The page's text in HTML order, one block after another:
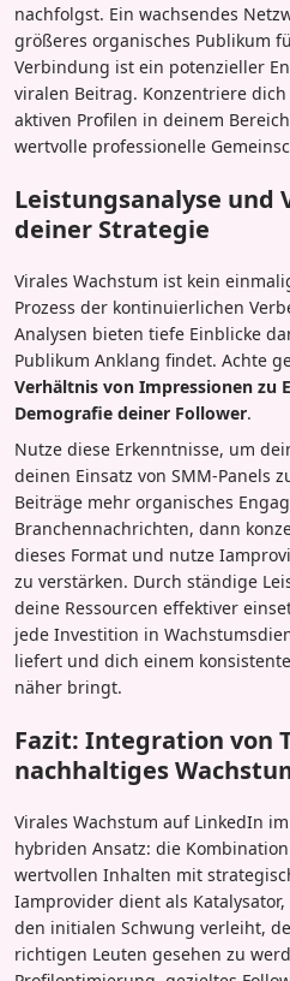
nachfolgst. Ein wachsendes
größeres organisches Publikum
Verbindung ist ein potenzieller
viralen Beitrag. Konzentriere
aktiven Profilen in deinem
wertvolle professionelle
Leistungsanalyse und
deiner Strategie
Virales Wachstum ist kein
Prozess der kontinuierlichen
Analysen bieten tiefe Einblicke
Publikum Anklang findet. Achte
Verhältnis von Impressionen zu
Demografie deiner Follower.
Nutze diese Erkenntnisse, um
deinen Einsatz von SMM-Panels
Beiträge mehr organisches
Branchennachrichten, dann
dieses Format und nutze
zu verstärken. Durch ständige
deine Ressourcen effektiver
jede Investition in
liefert und dich einem
näher bringt.
Fazit: Integration von
nachhaltiges
Virales Wachstum auf LinkedIn
hybriden Ansatz: die
wertvollen Inhalten mit
Iamprovider dient als
den initialen Schwung verleiht,
richtigen Leuten gesehen zu